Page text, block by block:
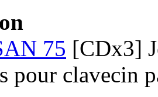
75 [CDx3]
pour clavecin